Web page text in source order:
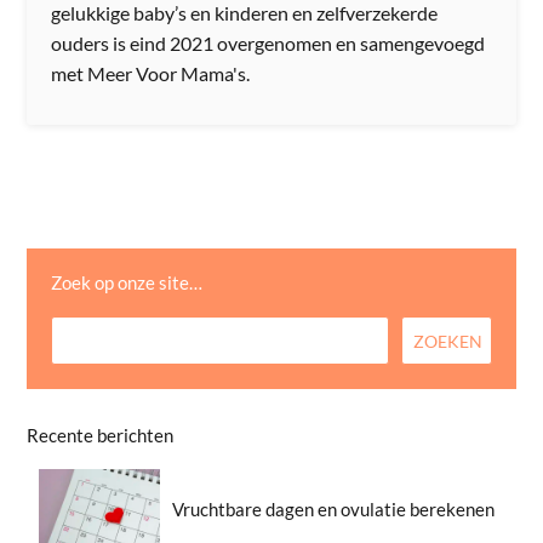
gelukkige baby’s en kinderen en zelfverzekerde
ouders is eind 2021 overgenomen en samengevoegd
met Meer Voor Mama's.
Zoek op onze site…
Recente berichten
Vruchtbare dagen en ovulatie berekenen